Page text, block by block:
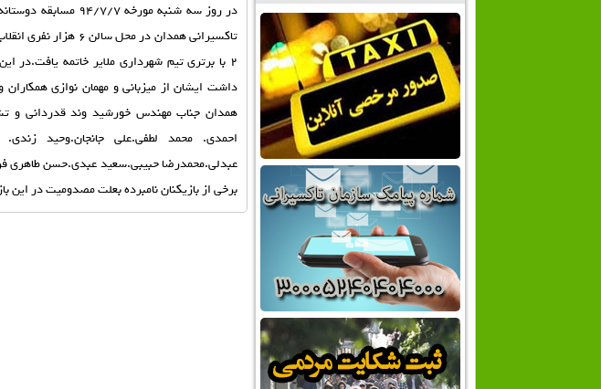
در روز سه شنبه
۲ با برتري تيم شهرداري ملاير خاتمه
داشت ايشان از ميزباني و مهمان نوازي همكاران
همدان جناب مهندس خورشيد وند قدرداني و
احمدي. محمد لطفي.علي جانجان.وحيد
عبدلي.محمدرضا حبيبي.سعيد عبدي.حسن طاهري
برخي از بازيكنان نامبرده بعلت مصدوميت در اين